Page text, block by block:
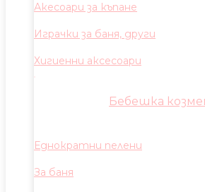
Акесоари за къпане
Играчки за баня, други
Хигиенни аксесоари
Бебешка
Еднократни пелени
За баня